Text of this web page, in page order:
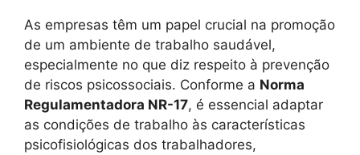
As empresas têm um papel crucial na promoção
de um ambiente de trabalho saudável,
especialmente no que diz respeito à prevenção
de riscos psicossociais. Conforme a Norma
Regulamentadora NR-17, é essencial adaptar
as condições de trabalho às características
psicofisiológicas dos trabalhadores,